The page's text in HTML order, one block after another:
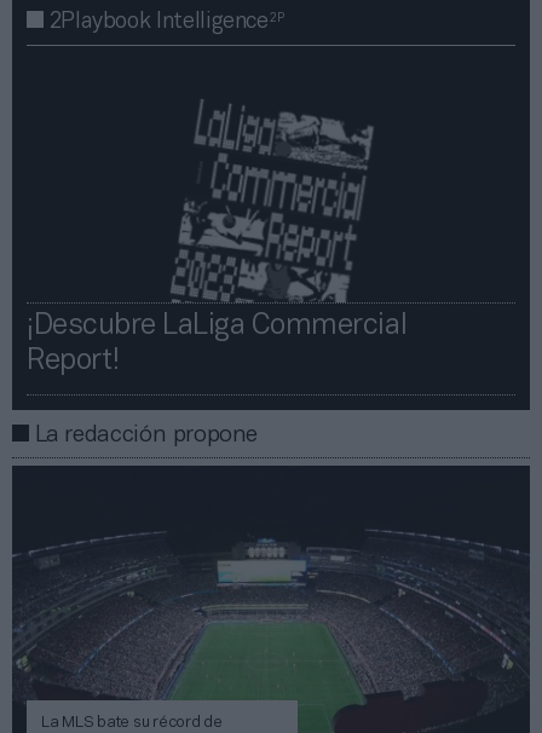
2Playbook Intelligence2P
¡Descubre LaLiga Commercial
Report!​​
La redacción propone
La MLS bate su récord de